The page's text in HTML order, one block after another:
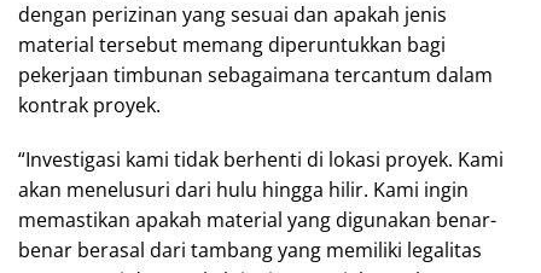
dengan perizinan yang sesuai dan apakah jenis
material tersebut memang diperuntukkan bagi
pekerjaan timbunan sebagaimana tercantum dalam
kontrak proyek.
“Investigasi kami tidak berhenti di lokasi proyek. Kami
akan menelusuri dari hulu hingga hilir. Kami ingin
memastikan apakah material yang digunakan benar-
benar berasal dari tambang yang memiliki legalitas